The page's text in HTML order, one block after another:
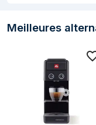
commande
Nom de la couleur
Fonction veille
Meilleures